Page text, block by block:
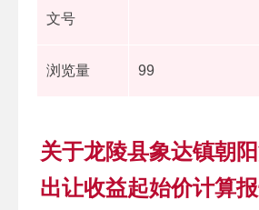
文号
浏览量 99
关于龙陵县象达镇朝
出让收益起始价计算